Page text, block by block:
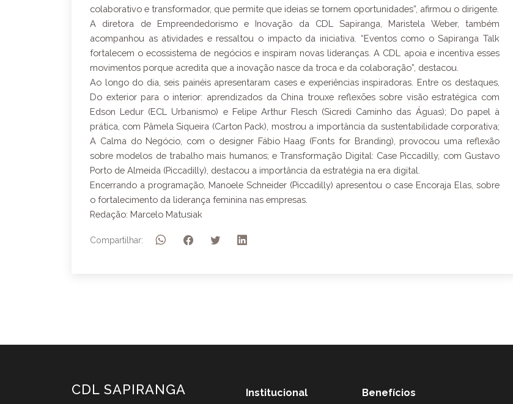
colaborativo e transformador, que permite que ideias se tornem oportunidades”, afirmou o dirigente.
A diretora de Empreendedorismo e Inovação da CDL Sapiranga, Maristela Weber, também
acompanhou as atividades e ressaltou o impacto da iniciativa. “Eventos como o Sapiranga Talk
fortalecem o ecossistema de negócios e inspiram novas lideranças. A CDL apoia e incentiva esses
movimentos porque acredita que a inovação nasce da troca e da colaboração”, destacou.
Ao longo do dia, seis painéis apresentaram cases e experiências inspiradoras. Entre os destaques,
Do exterior para o interior: aprendizados da China trouxe reflexões sobre visão estratégica com
Edson Ledur (ECL Urbanismo) e Felipe Arthur Flesch (Sicredi Caminho das Águas); Do papel à
prática, com Pâmela Siqueira (Carton Pack), mostrou a importância da sustentabilidade corporativa;
A Calma do Negócio, com o designer Fábio Haag (Fonts for Branding), provocou uma reflexão
sobre modelos de trabalho mais humanos; e Transformação Digital: Case Piccadilly, com Gustavo
Porto de Almeida (Piccadilly), destacou a importância da estratégia na era digital.
Encerrando a programação, Manoele Schneider (Piccadilly) apresentou o case Encoraja Elas, sobre
o fortalecimento da liderança feminina nas empresas.
Redação: Marcelo Matusiak
Compartilhar:
CDL SAPIRANGA Institucional Benefícios